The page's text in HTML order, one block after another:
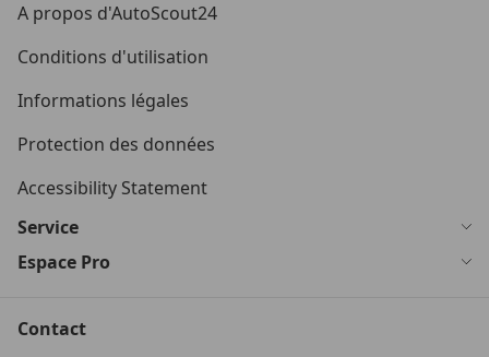
A propos d'AutoScout24
Conditions d'utilisation
Informations légales
Protection des données
Accessibility Statement
Service
Espace Pro
Contact